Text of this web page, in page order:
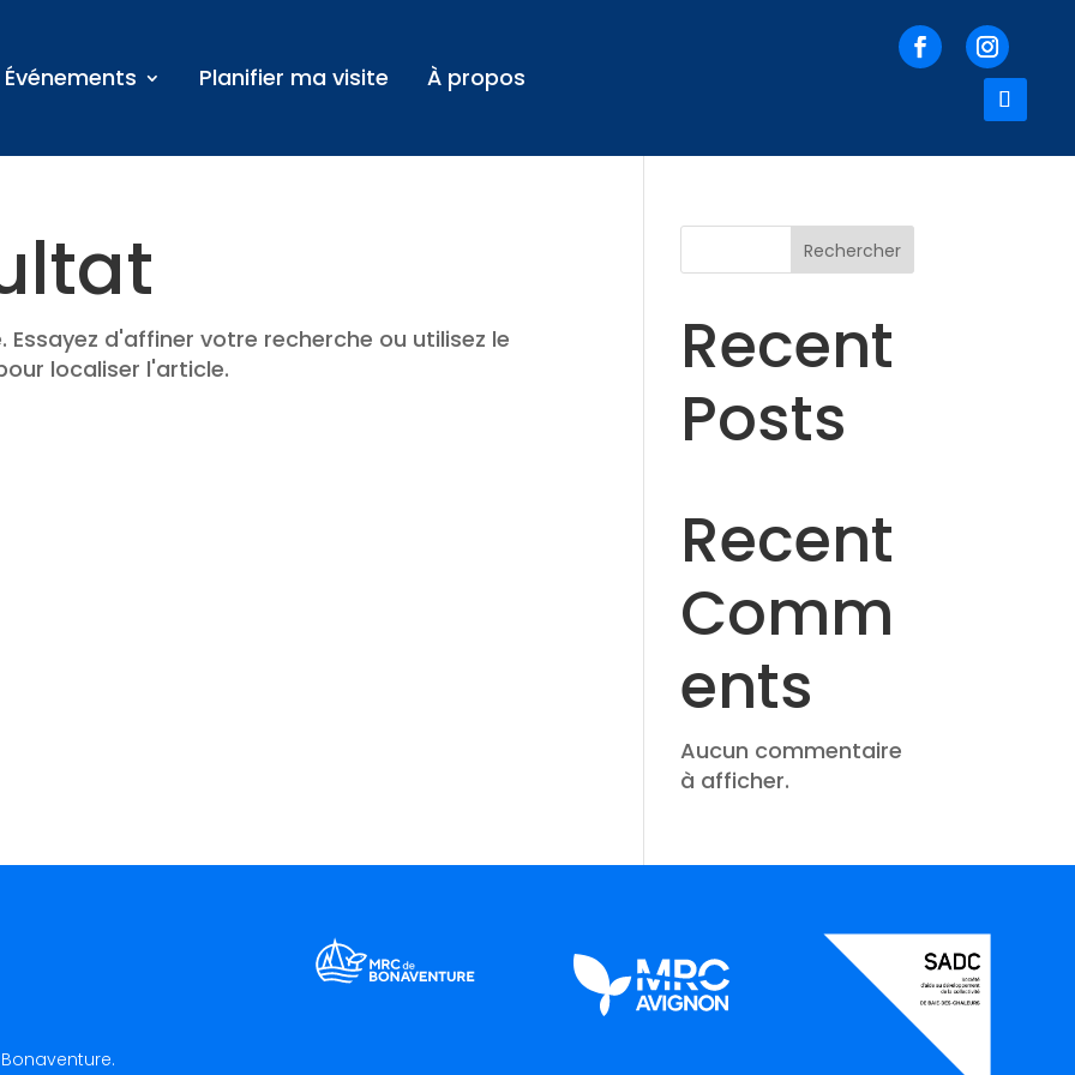
Événements Planifier ma visite À propos
d'affiner votre recherche ou utilisez le
localiser l'article.
Rechercher
Recent
Posts
Recent
Comm
ents
Aucun commentaire
à afficher.